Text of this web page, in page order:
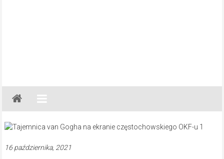
Gazeta
Regionalna
Częstochowa,
Lubliniec,
16 października, 2021